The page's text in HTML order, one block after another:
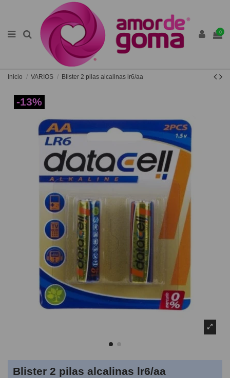
0
Inicio VARIOS Blister 2 pilas alcalinas lr6/aa
-13%
Blister 2 pilas alcalinas lr6/aa